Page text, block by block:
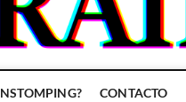
CONTACTO